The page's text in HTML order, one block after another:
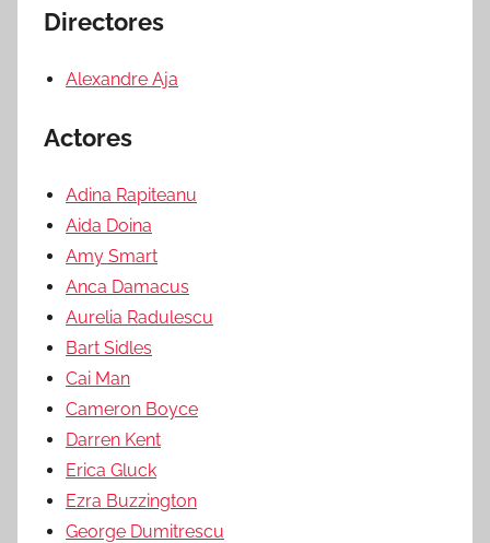
Directores
Alexandre Aja
Actores
Adina Rapiteanu
Aida Doina
Amy Smart
Anca Damacus
Aurelia Radulescu
Bart Sidles
Cai Man
Cameron Boyce
Darren Kent
Erica Gluck
Ezra Buzzington
George Dumitrescu